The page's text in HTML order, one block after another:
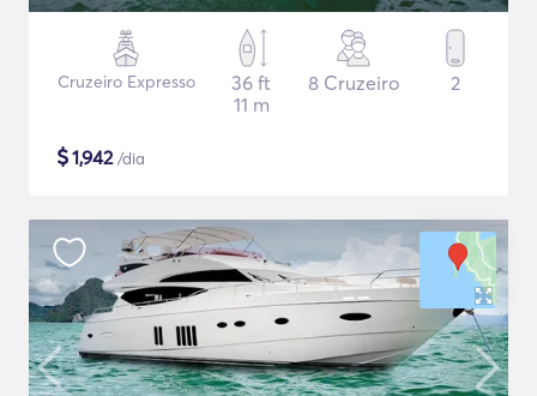
Cruzeiro Expresso
36 ft
11 m
8 Cruzeiro 2
$1,942/dia